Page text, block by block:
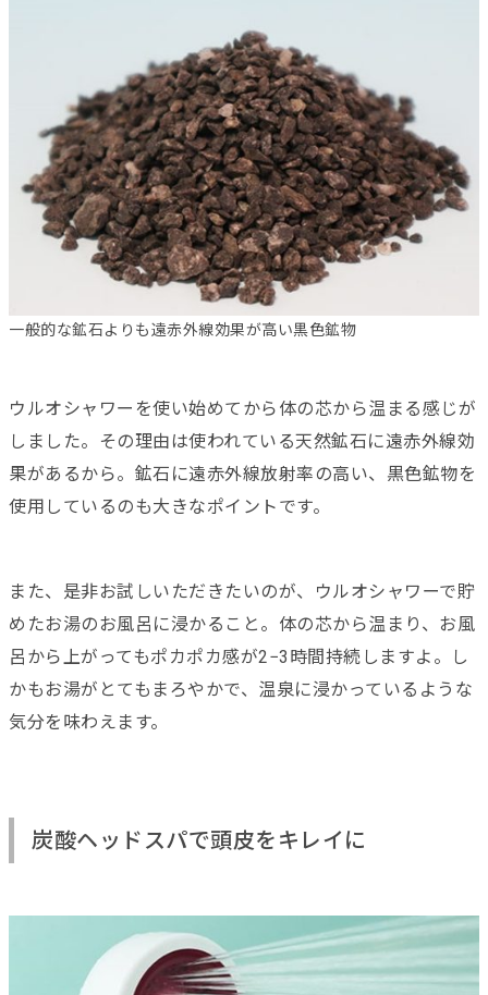
一般的な鉱石よりも遠赤外線効果が高い黒色鉱物
ウルオシャワーを使い始めてから体の芯から温まる感じが
しました。その理由は使われている天然鉱石に遠赤外線効
果があるから。鉱石に遠赤外線放射率の高い、黒色鉱物を
使用しているのも大きなポイントです。
また、是非お試しいただきたいのが、ウルオシャワーで貯
めたお湯のお風呂に浸かること。体の芯から温まり、お風
呂から上がってもポカポカ感が2−3時間持続しますよ。し
かもお湯がとてもまろやかで、温泉に浸かっているような
気分を味わえます。
炭酸ヘッドスパで頭皮をキレイに